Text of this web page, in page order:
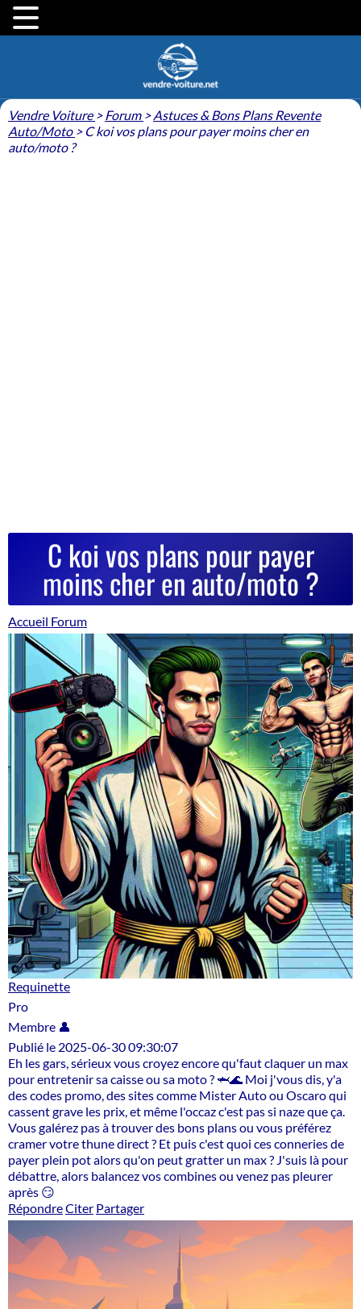
Vendre Voiture > Forum >Astuces & Bons Plans Revente
Auto/Moto > C koi vos plans pour payer moins cher en
auto/moto ?
C koi vos plans pour payer
moins cher en auto/moto ?
Accueil Forum
Requinette
Pro
Membre 👤
Publié le 2025-06-30 09:30:07
Eh les gars, sérieux vous croyez encore qu'faut claquer un max
pour entretenir sa caisse ou sa moto ? 🦈🌊 Moi j'vous dis, y'a
des codes promo, des sites comme Mister Auto ou Oscaro qui
cassent grave les prix, et même l'occaz c'est pas si naze que ça.
Vous galérez pas à trouver des bons plans ou vous préférez
cramer votre thune direct ? Et puis c'est quoi ces conneries de
payer plein pot alors qu'on peut gratter un max ? J'suis là pour
débattre, alors balancez vos combines ou venez pas pleurer
après 😏
RépondreCiter Partager